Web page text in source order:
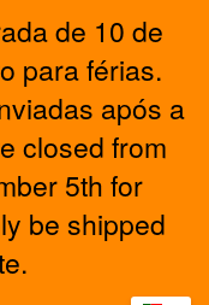
de 10 de
para férias.
após a
closed from
5th for
be shipped